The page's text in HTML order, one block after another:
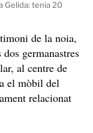
Gelida: tenia 20
de la noia,
germanastres
al centre de
el mòbil del
relacionat